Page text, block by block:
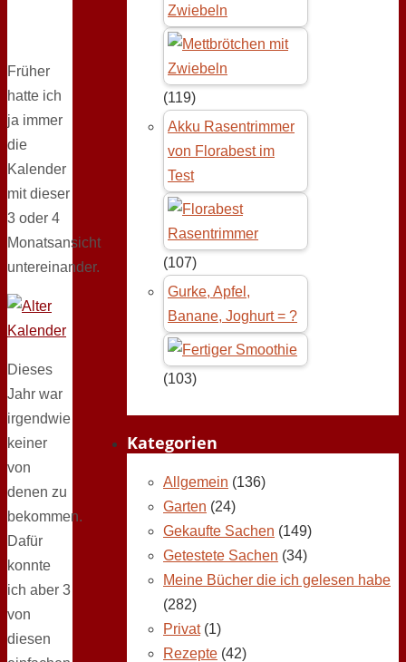
Früher
hatte ich
ja immer
die
Kalender
mit dieser
3 oder 4
Monatsansicht
untereinander.
Dieses
Jahr war
irgendwie
keiner
von
denen zu
bekommen.
Dafür
konnte
ich aber 3
von
diesen
Zwiebeln
(119)
Akku Rasentrimmer
von Florabest im
Test
(107)
Gurke, Apfel,
Banane, Joghurt = ?
(103)
Kategorien
Allgemein (136)
Garten (24)
Gekaufte Sachen (149)
Getestete Sachen (34)
Meine Bücher die ich gelesen habe
(282)
Privat(1)
Rezepte (42)